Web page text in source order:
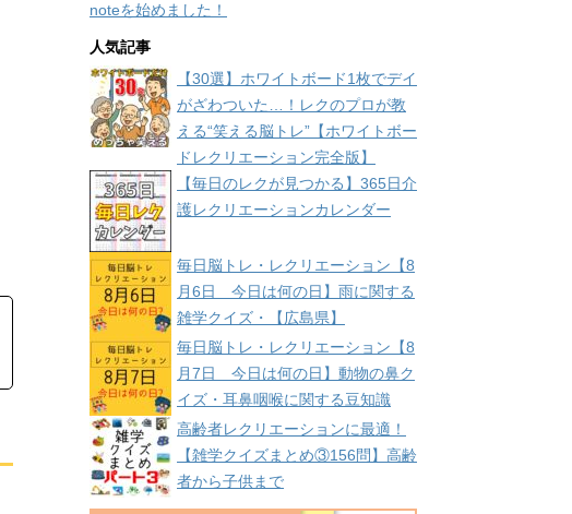
noteを始めました！
人気記事
【30選】ホワイトボード1枚でデイ
がざわついた…！レクのプロが教
える“笑える脳トレ”【ホワイトボー
ドレクリエーション完全版】
【毎日のレクが見つかる】365日介
護レクリエーションカレンダー
毎日脳トレ・レクリエーション【8
月6日 今日は何の日】雨に関する
雑学クイズ・【広島県】
毎日脳トレ・レクリエーション【8
月7日 今日は何の日】動物の鼻ク
イズ・耳鼻咽喉に関する豆知識
高齢者レクリエーションに最適！
【雑学クイズまとめ③156問】高齢
者から子供まで